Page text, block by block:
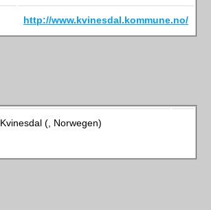
http://www.kvinesdal.kommune.no/
Kvinesdal (, Norwegen)